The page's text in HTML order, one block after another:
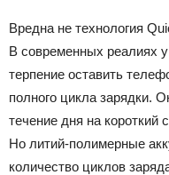
Вредна не технология
В современных реалиях
терпение оставить
полного цикла зарядки.
течение дня на короткий
Но литий-полимерные
количество циклов